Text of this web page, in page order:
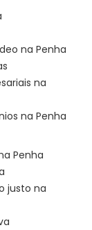
na Penha
na
na Penha
Penha
justo na